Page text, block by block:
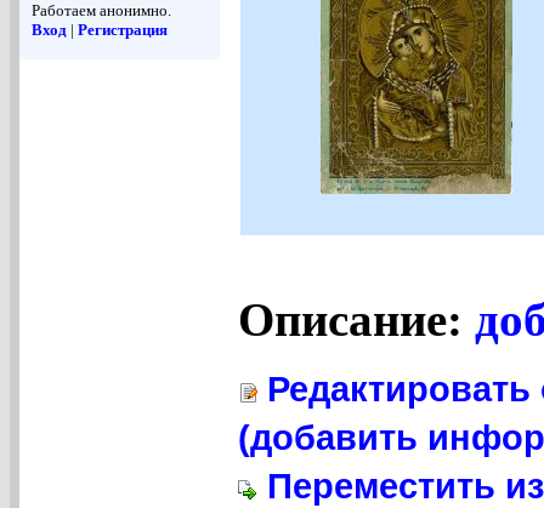
Работаем анонимно.
Вход | Регистрация
Описание:
(добавить
Переместить